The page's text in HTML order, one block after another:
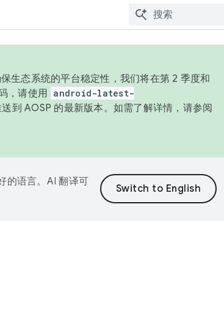
生态系统的平台稳定性，我们将在第 2 季度和
，请使用 android-latest-
到 AOSP 的最新版本。如需了解详情，请参阅
的语言。AI 翻译可